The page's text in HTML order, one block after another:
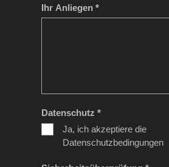
Ihr Anliegen *
Datenschutz *
Ja, ich akzeptiere die
Datenschutzbedingungen